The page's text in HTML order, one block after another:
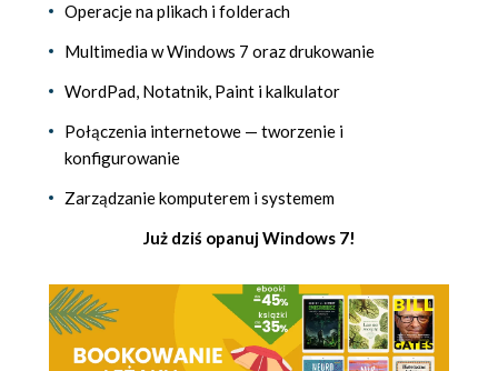
Operacje na plikach i folderach
Multimedia w Windows 7 oraz drukowanie
WordPad, Notatnik, Paint i kalkulator
Połączenia internetowe — tworzenie i
konfigurowanie
Zarządzanie komputerem i systemem
Już dziś opanuj Windows 7!